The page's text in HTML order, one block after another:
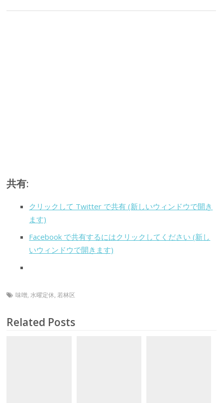
共有:
クリックして Twitter で共有 (新しいウィンドウで開き
ます)
Facebook で共有するにはクリックしてください (新し
いウィンドウで開きます)
味噌,水曜定休,若林区
Related Posts